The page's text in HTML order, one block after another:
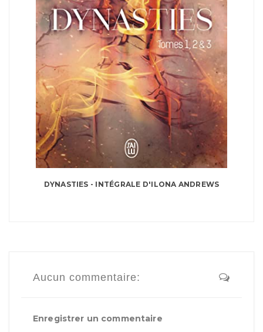
DYNASTIES - INTÉGRALE D'ILONA ANDREWS
Aucun commentaire:
Enregistrer un commentaire